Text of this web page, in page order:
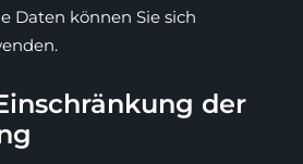
Daten können Sie sich
der